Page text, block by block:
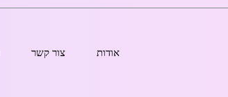
אודות צור קשר